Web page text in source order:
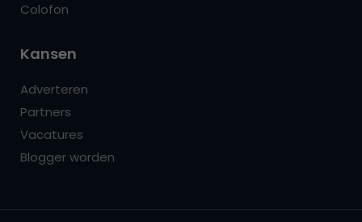
Colofon
Kansen
Adverteren
Partners
Vacatures
Blogger worden